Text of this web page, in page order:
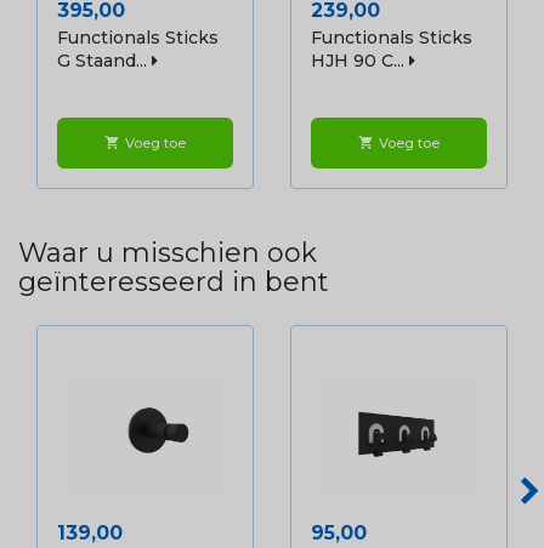
Prijs
395,00
Functionals Sticks
G Staand...
shopping_cart Voeg toe
Prijs
239,00
Functionals Sticks
HJH 90 C...
shopping_cart Voeg toe
Waar u misschien ook
geïnteresseerd in bent
Prijs
139,00 Prijs
95,00